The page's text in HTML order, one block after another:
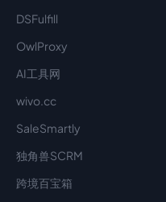
DSFulfill
OwlProxy
AI工具网
wivo.cc
SaleSmartly
独角兽SCRM
跨境百宝箱